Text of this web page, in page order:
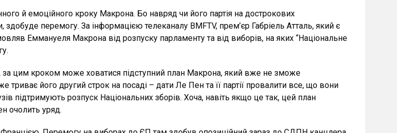
й емоційного кроку Макрона. Бо навряд чи його партія на дострокових
перемогу. За інформацією телеканалу BMFTV, прем’єр Габріель Атталь, який є
Еммануеля Макрона від розпуску парламенту та від виборів, на яких “Національне
цим кроком може ховатися підступний план Макрона, який вже не зможе
триває його другий строк на посаді – дати Ле Пен та її партії провалити все, що вони
підтримують розпуск Національних зборів. Хоча, навіть якщо це так, цей план
очолить уряд.